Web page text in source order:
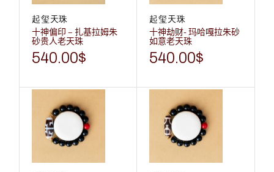
起玺天珠
十神偏印 – 扎基拉姆朱
砂贵人老天珠
540.00$
起玺天珠
十神劫财- 玛哈嘎拉朱砂
如意老天珠
540.00$